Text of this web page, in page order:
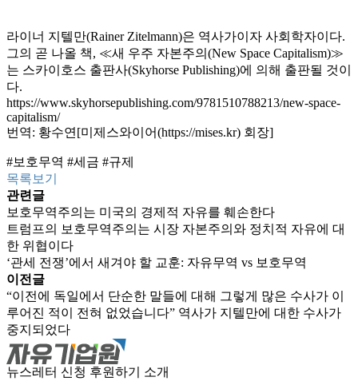
라이너 지텔만(Rainer Zitelmann)은 역사가이자 사회학자이다.
그의 곧 나올 책, ≪새 우주 자본주의(New Space Capitalism)≫
는 스카이호스 출판사(Skyhorse Publishing)에 의해 출판될 것이
다.
https://www.skyhorsepublishing.com/9781510788213/new-space-
capitalism/
번역: 황수연[미제스와이어(https://mises.kr) 회장]
#보호무역 #세금 #규제
목록보기
관련글
보호무역주의는 미국의 경제적 자유를 훼손한다
트럼프의 보호무역주의는 시장 자본주의와 정치적 자유에 대
한 위협이다
‘관세 전쟁’에서 새겨야 할 교훈: 자유무역 vs 보호무역
이전글
“이전에 독일에서 단순한 말들에 대해 그렇게 많은 수사가 이
루어진 적이 전혀 없었습니다” 역사가 지텔만에 대한 수사가
중지되었다
뉴스레터 신청 후원하기 소개